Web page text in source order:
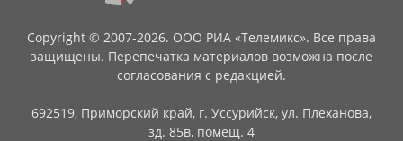
Copyright © 2007-2026. ООО РИА «Телемикс». Все права
защищены. Перепечатка материалов возможна после
согласования с редакцией.
692519, Приморский край, г. Уссурийск, ул. Плеханова,
зд. 85в, помещ. 4